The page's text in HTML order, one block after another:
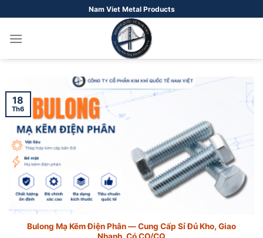
qua
nội
Nam Viet Metal Products
Bulong Mạ Kẽm Điện Phân — Cung Cấp Sỉ Đủ Kho, Giao
18
Th6